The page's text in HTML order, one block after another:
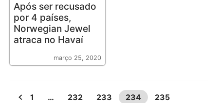
Após ser recusado
por 4 países,
Norwegian Jewel
atraca no Havaí
março 25, 2020
1 … 232 233 234
235